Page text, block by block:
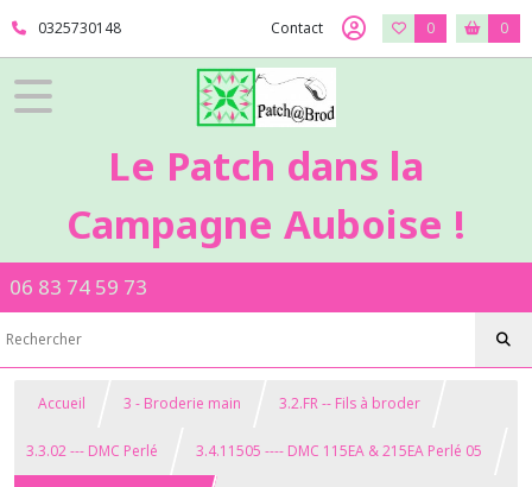
0325730148 Contact 0 0
Le Patch dans la
Campagne Auboise !
06 83 74 59 73
Accueil 3 - Broderie main 3.2.FR -- Fils à broder
3.3.02 --- DMC Perlé 3.4.11505 ---- DMC 115EA & 215EA Perlé 05